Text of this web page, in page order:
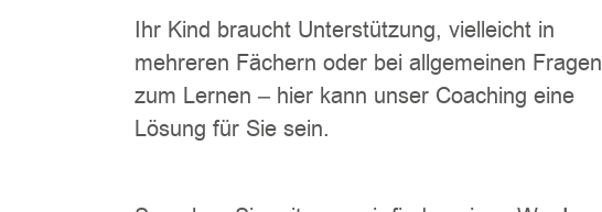
Ihr Kind braucht Unterstützung, vielleicht in
mehreren Fächern oder bei allgemeinen Fragen
zum Lernen – hier kann unser Coaching eine
Lösung für Sie sein.